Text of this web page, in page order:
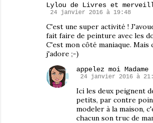
Lylou de Livres et
24 janvier 2016 à 19:48
C'est une super activité !
fait faire de peinture avec les
C'est mon côté maniaque. Mais
j'adore ;-)
appelez moi Madame
24 janvier 2016 à
Ici les deux peignent
petits, par contre
modeler à la maison,
chacun son truc de